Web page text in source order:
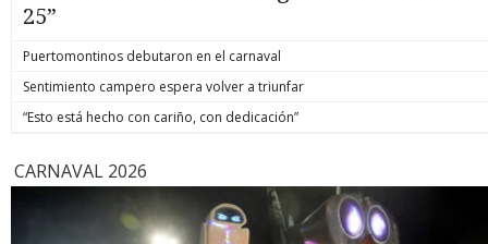
25”
Puertomontinos debutaron en el carnaval
Sentimiento campero espera volver a triunfar
“Esto está hecho con cariño, con dedicación”
CARNAVAL 2026